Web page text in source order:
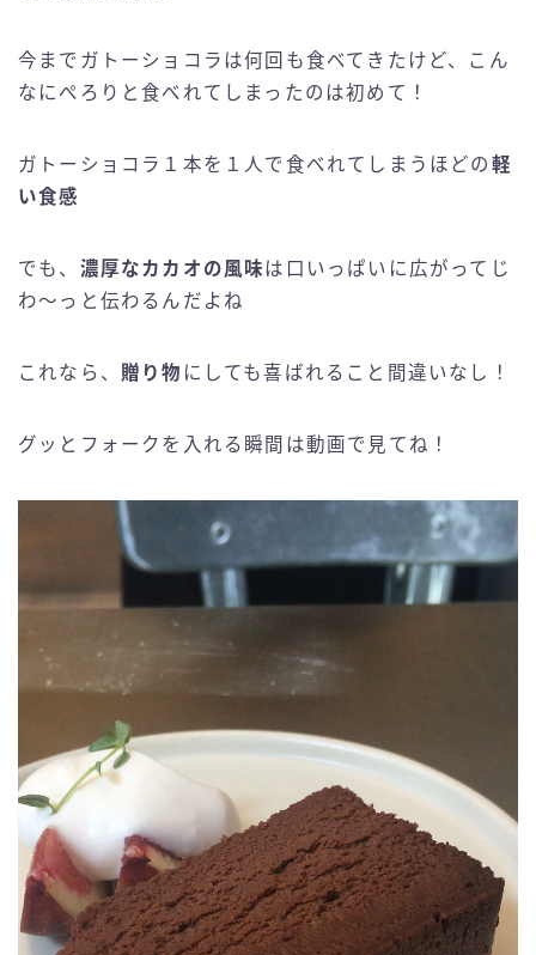
今までガトーショコラは何回も食べてきたけど、こん
なにぺろりと食べれてしまったのは初めて！
ガトーショコラ１本を１人で食べれてしまうほどの 軽
い食感
でも、 濃厚なカカオの風味は口いっぱいに広がってじ
わ〜っと伝わるんだよね
これなら、 贈り物 にしても喜ばれること間違いなし！
グッとフォークを入れる瞬間は動画で見てね！